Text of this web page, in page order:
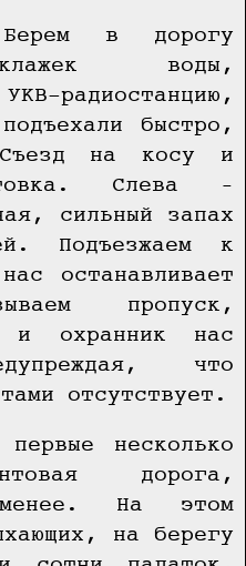
в дорогу
воды,
радиостанцию,
быстро,
на косу и
Слева –
сильный запах
Подъезжаем к
останавливает
пропуск,
и охранник нас
что
отсутствует.
несколько
дорога,
менее. На этом
на берегу